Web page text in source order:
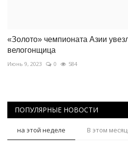
«Золото» чемпионата Азии
велогонщица
Июнь 9, 2023 0 584
ПОПУЛЯРНЫЕ НОВОСТИ
на этой неделе В этом